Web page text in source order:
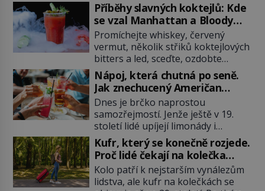
Příběhy slavných koktejlů: Kde
se vzal Manhattan a Bloody
Mary?
Promíchejte whiskey, červený
vermut, několik střiků koktejlových
bitters a led, sceďte, ozdobte
koktejlovou třešinkou a tadá…
Manhattan je tu! A pokud to má být
skutečně on, dejte si pozor, ať
místo klasické americké rye
whiskey či klidně bourbonu
nepoužijete skotskou whisku. Co
se stane? Inu, koktejl bude stále
skvělý, ale už to nebude
Manhattan ale […]
Nápoj, která chutná po seně.
Jak znechucený Američan
vymyslel brčko
Dnes je brčko naprostou
samozřejmostí. Jenže ještě v 19.
století lidé upíjejí limonády i
koktejly dutými stébly žita nebo
žitné slámy. Fungují sice dobře,
mají ale jednu nepříjemnou
vlastnost po chvíli se rozmáčejí a
nápoji dodávají travnatou příchuť.
Kufr, který se konečně rozjede.
Proč lidé čekají na kolečka
téměř pět tisíc let?
Kolo patří k nejstarším vynálezům
lidstva, ale kufr na kolečkách se